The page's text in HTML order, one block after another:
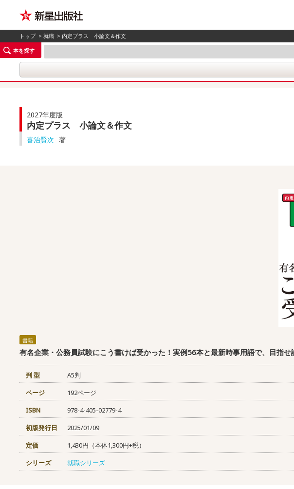
トップ >就職 > 内定プラス 小論文＆作文
本を探す
2027年度版
内定プラス 小論文＆作文
喜治賢次 著
書籍
有名企業・公務員試験にこう書けば受かった！実例56本と最新時事用語で、目指せ
判 型
A5判
ページ
192ページ
ISBN
978-4-405-02779-4
初版発行日
2025/01/09
定価
1,430円（本体1,300円+税）
シリーズ
就職シリーズ